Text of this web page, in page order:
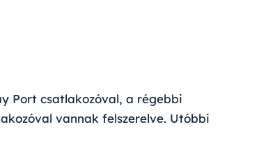
Port csatlakozóval, a régebbi
vannak felszerelve. Utóbbi